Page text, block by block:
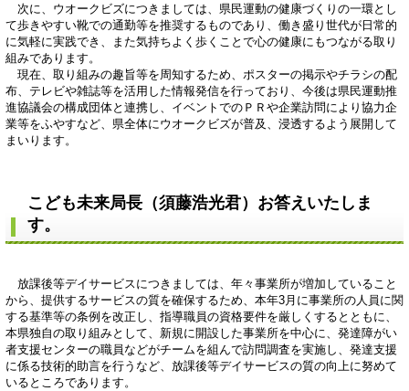
次に、ウオークビズにつきましては、県民運動の健康づくりの一環とし
て歩きやすい靴での通勤等を推奨するものであり、働き盛り世代が日常的
に気軽に実践でき、また気持ちよく歩くことで心の健康にもつながる取り
組みであります。
現在、取り組みの趣旨等を周知するため、ポスターの掲示やチラシの配
布、テレビや雑誌等を活用した情報発信を行っており、今後は県民運動推
進協議会の構成団体と連携し、イベントでのＰＲや企業訪問により協力企
業等をふやすなど、県全体にウオークビズが普及、浸透するよう展開して
まいります。
こども未来局長（須藤浩光君）お答えいたしま
す。
放課後等デイサービスにつきましては、年々事業所が増加していること
から、提供するサービスの質を確保するため、本年3月に事業所の人員に関
する基準等の条例を改正し、指導職員の資格要件を厳しくするとともに、
本県独自の取り組みとして、新規に開設した事業所を中心に、発達障がい
者支援センターの職員などがチームを組んで訪問調査を実施し、発達支援
に係る技術的助言を行うなど、放課後等デイサービスの質の向上に努めて
いるところであります。